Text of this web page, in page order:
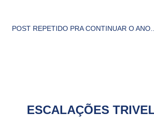
POST REPETIDO PRA CONTINUAR O
ESCALAÇÕES